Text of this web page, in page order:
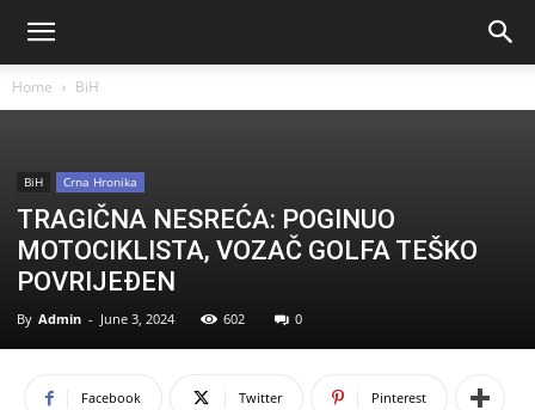
Home BiH
BiH Crna Hronika
TRAGIČNA NESREĆA: POGINUO
MOTOCIKLISTA, VOZAČ GOLFA TEŠKO
POVRIJEĐEN
By Admin - June 3, 2024 602 0
Facebook Twitter Pinterest